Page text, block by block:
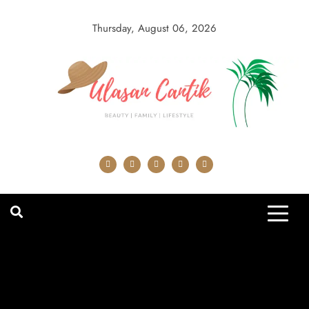
Thursday, August 06, 2026